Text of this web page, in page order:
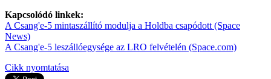
Kapcsolódó linkek:
A Csang'e-5 mintaszállító modulja a Holdba csapódott (Space
News)
A Csang'e-5 leszállóegysége az LRO felvételén (Space.com)
Cikk nyomtatása